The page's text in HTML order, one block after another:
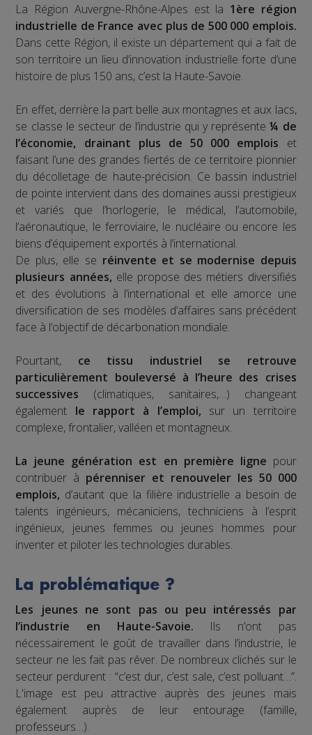
La Région Auvergne-Rhône-Alpes est la 1ère région
industrielle de France avec plus de 500 000 emplois.
Dans cette Région, il existe un département qui a fait de
son territoire un lieu d’innovation industrielle forte d’une
histoire de plus 150 ans, c’est la Haute-Savoie.
En effet, derrière la part belle aux montagnes et aux lacs,
se classe le secteur de l’industrie qui y représente¼ de
l’économie, drainant plus de 50 000 emplois et
faisant l’une des grandes fiertés de ce territoire pionnier
du décolletage de haute-précision. Ce bassin industriel
de pointe intervient dans des domaines aussi prestigieux
et variés que l’horlogerie, le médical, l’automobile,
l’aéronautique, le ferroviaire, le nucléaire ou encore les
biens d’équipement exportés à l’international.
De plus, elle se réinvente et se modernise depuis
plusieurs années, elle propose des métiers diversifiés
et des évolutions à l’international et elle amorce une
diversification de ses modèles d’affaires sans précédent
face à l’objectif de décarbonation mondiale.
Pourtant, ce tissu industriel se retrouve
particulièrement bouleversé à l’heure des crises
successives (climatiques, sanitaires,…) changeant
également le rapport à l’emploi, sur un territoire
complexe, frontalier, valléen et montagneux.
La jeune génération est en première ligne pour
contribuer à pérenniser et renouveler les 50 000
emplois, d’autant que la filière industrielle a besoin de
talents ingénieurs, mécaniciens, techniciens à l’esprit
ingénieux, jeunes femmes ou jeunes hommes pour
inventer et piloter les technologies durables.
La problématique ?
Les jeunes ne sont pas ou peu intéressés par
l’industrie en Haute-Savoie. Ils n’ont pas
nécessairement le goût de travailler dans l’industrie, le
secteur ne les fait pas rêver. De nombreux clichés sur le
secteur perdurent : “c’est dur, c’est sale, c’est polluant…”.
L'image est peu attractive auprès des jeunes mais
également auprès de leur entourage (famille,
professeurs…).